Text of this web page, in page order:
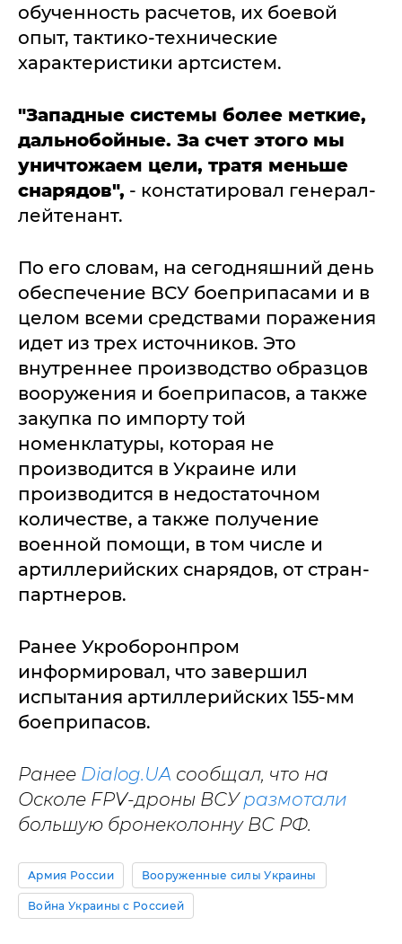
обученность расчетов, их боевой
опыт, тактико-технические
характеристики артсистем.
"Западные системы более меткие,
дальнобойные. За счет этого мы
уничтожаем цели, тратя меньше
снарядов", - констатировал генерал-
лейтенант.
По его словам, на сегодняшний день
обеспечение ВСУ боеприпасами и в
целом всеми средствами поражения
идет из трех источников. Это
внутреннее производство образцов
вооружения и боеприпасов, а также
закупка по импорту той
номенклатуры, которая не
производится в Украине или
производится в недостаточном
количестве, а также получение
военной помощи, в том числе и
артиллерийских снарядов, от стран-
партнеров.
Ранее Укроборонпром
информировал, что завершил
испытания артиллерийских 155-мм
боеприпасов.
Ранее Dialog.UA сообщал, что на
Осколе FPV-дроны ВСУразмотали
большую бронеколонну ВС РФ.
Армия России Вооруженные силы Украины
Война Украины с Россией